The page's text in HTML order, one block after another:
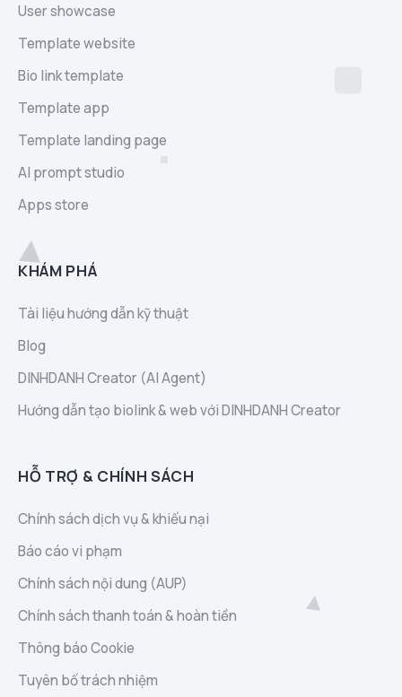
User showcase
Template website
Bio link template
Template app
Template landing page
AI prompt studio
Apps store
KHÁM PHÁ
Tài liệu hướng dẫn kỹ thuật
Blog
DINHDANH Creator (AI Agent)
Hướng dẫn tạo biolink & web với DINHDANH Creator
HỖ TRỢ & CHÍNH SÁCH
Chính sách dịch vụ & khiếu nại
Báo cáo vi phạm
Chính sách nội dung (AUP)
Chính sách thanh toán & hoàn tiền
Thông báo Cookie
Tuyên bố trách nhiệm